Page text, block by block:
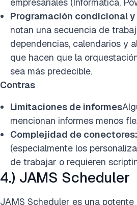
Programación condicional
notan una secuencia de
dependencias, calendarios y
que hacen que la
sea más predecible.
Contras
Limitaciones de informes
mencionan informes menos
Complejidad de conectores:
(especialmente los
de trabajar o requieren
4.) JAMS Scheduler
JAMS Scheduler es una